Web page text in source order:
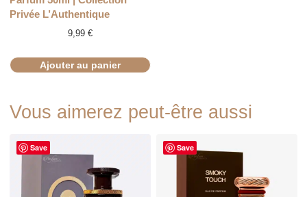
Privée L’Authentique
9,99 €
Ajouter au panier
Vous aimerez peut-être aussi
Save Save